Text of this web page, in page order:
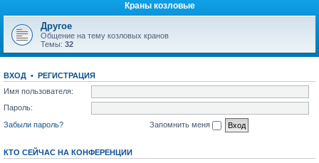
Краны козловые
Другое
Общение на тему козловых кранов
Темы: 32
ВХОД • РЕГИСТРАЦИЯ
Имя пользователя:
Пароль:
Забыли пароль?
Запомнить меня
КТО СЕЙЧАС НА КОНФЕРЕНЦИИ